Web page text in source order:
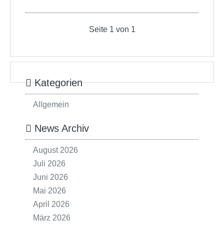
Seite 1 von 1
Kategorien
Allgemein
News Archiv
August 2026
Juli 2026
Juni 2026
Mai 2026
April 2026
März 2026